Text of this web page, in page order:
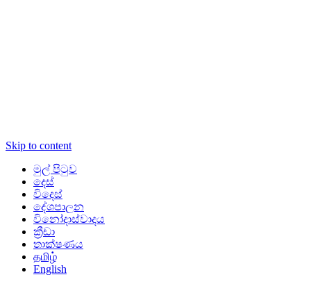
Skip to content
මුල් පිටුව
දෙස්
විදෙස්
දේශපාලන
විනෝදාස්වාදය
ක්‍රීඩා
තාක්ෂණය
தமிழ்
English